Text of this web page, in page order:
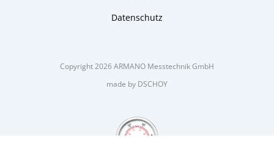
Datenschutz
Copyright 2026 ARMANO Messtechnik GmbH
made by DSCHOY